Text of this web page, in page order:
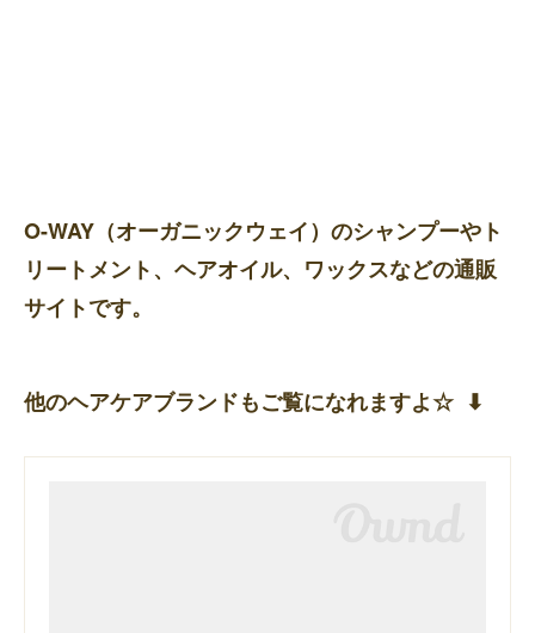
O-WAY（オーガニックウェイ）のシャンプーやト
リートメント、ヘアオイル、ワックスなどの通販
サイトです。
他のヘアケアブランドもご覧になれますよ☆ ⬇︎